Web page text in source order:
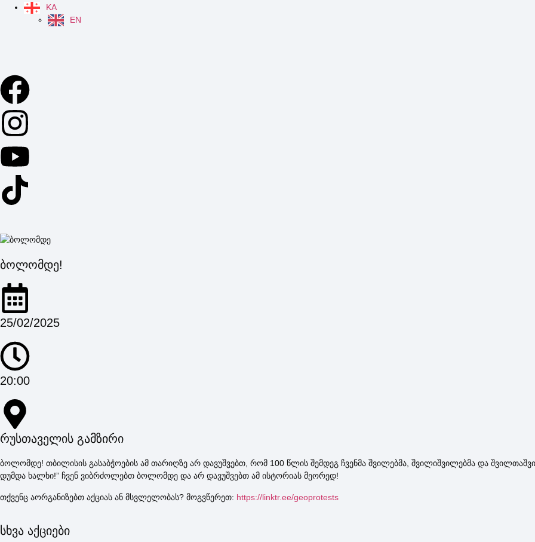
KA
EN
ბოლომდე!
25/02/2025
20:00
რუსთაველის გამზირი
ბოლომდე! თბილისის გასაბჭოების ამ თარიღზე არ დავუშვებთ, რომ 100 წლის შემდეგ ჩვენმა შვილებმა, შვილიშვილებმა და
დუმდა ხალხი!” ჩვენ ვიბრძოლებთ ბოლომდე და არ დავუშვებთ ამ ისტორიას მეორედ!
თქვენც აორგანიზებთ აქციას ან მსვლელობას? მოგვწერეთ: https://linktr.ee/geoprotests
სხვა აქციები